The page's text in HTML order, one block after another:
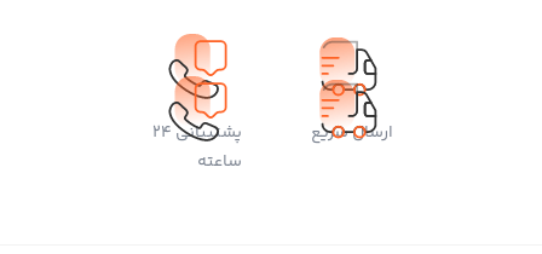
ارسال سریع
پشتیبانی 24
ساعته